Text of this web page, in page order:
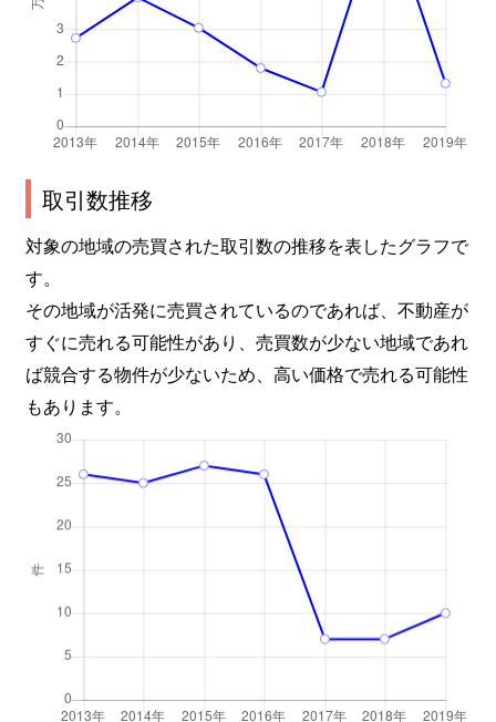
取引数推移
対象の地域の売買された取引数の推移を表したグラフで
す。
その地域が活発に売買されているのであれば、不動産が
すぐに売れる可能性があり、売買数が少ない地域であれ
ば競合する物件が少ないため、高い価格で売れる可能性
もあります。